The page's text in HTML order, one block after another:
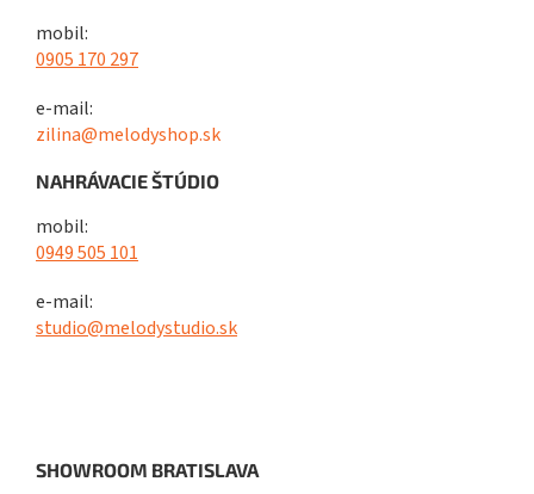
mobil:
0905 170 297
e-mail:
zilina@melodyshop.sk
NAHRÁVACIE ŠTÚDIO
mobil:
0949 505 101
e-mail:
studio@melodystudio.sk
SHOWROOM BRATISLAVA